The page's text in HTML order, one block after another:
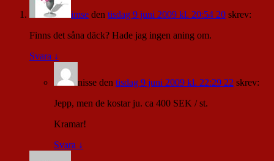
imse den tisdag 9 juni 2009 kl. 20:54 20 skrev:
Finns det såna däck? Hade jag ingen aning om.
Svara ↓
nisse den tisdag 9 juni 2009 kl. 22:29 22 skrev:
Jepp, men de kostar ju. ca 400 SEK / st.
Kramar!
Svara ↓